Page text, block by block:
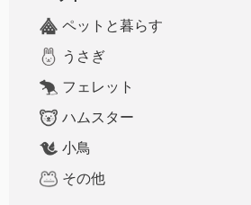
ペットと暮らす
うさぎ
フェレット
ハムスター
小鳥
その他